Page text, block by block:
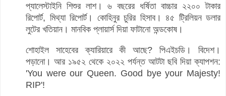
প্যালেস্টাইনি শিশুর লাশ। ৬ বছরের ধর্ষিতা বাচ্চার ২২০০ টাকার
রিপোর্ট, মিথ্যা রিপোর্ট। কোহিনুর চুরির হিসাব। ৪৫ ট্রিলিয়ন ডলার
লুটের খতিয়ান। মানবিক প্লায়ার্স দিয়া ফাটানো অন্ডকোষ।
শোহাইল সাহেবের ক্যারিয়ারে কী আছে? পিএইচডি। বিদেশ।
পড়ানো। আর ১৯৫২ থেকে ২০২২ পর্যন্ত আটটা ছবি দিয়া ক্যাপশন:
'You were our Queen. Good bye your Majesty!
RIP'!